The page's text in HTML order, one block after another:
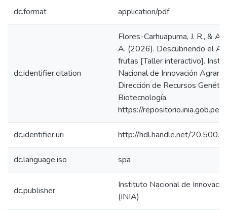
dc.format application/pdf
dc.identifier.citation
Flores-Carhuapuma, J. R., &
A. (2026). Descubriendo el
frutas [Taller interactivo].
Nacional de Innovación
Dirección de Recursos
Biotecnología.
https://repositorio.inia.gob.pe/
dc.identifier.uri http://hdl.handle.net/
dc.language.iso spa
dc.publisher
Instituto Nacional de
(INIA)